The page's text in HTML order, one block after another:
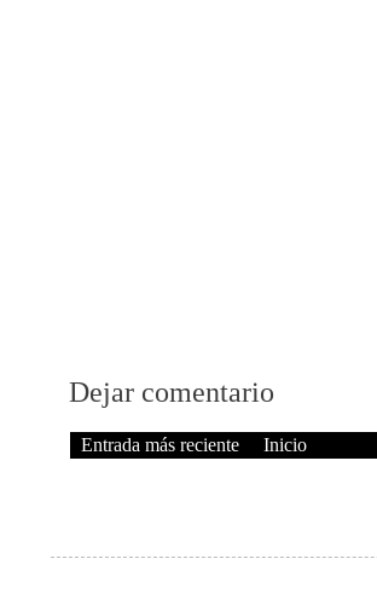
Dejar comentario
Entrada más reciente Inicio